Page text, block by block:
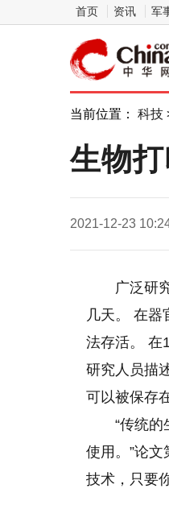
首页 资讯 军
当前位置： 科技
生物
2021-12-23
广泛研
几天。 在器
法存活。 在
研究人员描
可以被保存
“传统
使用。”论
技术，只要